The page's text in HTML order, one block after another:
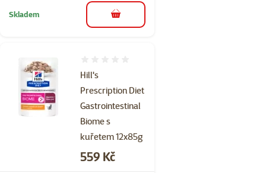
Skladem do košíku
Hill's
Prescription Diet
Gastrointestinal
Biome s
kuřetem 12x85g
Cena
559 Kč